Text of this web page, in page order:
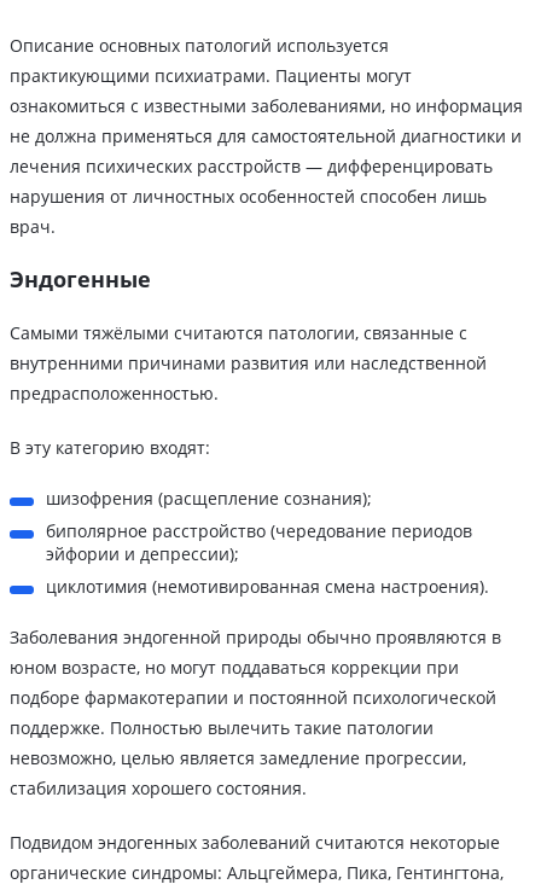
Описание основных патологий используется
практикующими психиатрами. Пациенты могут
ознакомиться с известными заболеваниями, но информация
не должна применяться для самостоятельной диагностики и
лечения психических расстройств — дифференцировать
нарушения от личностных особенностей способен лишь
врач.
Эндогенные
Самыми тяжёлыми считаются патологии, связанные с
внутренними причинами развития или наследственной
предрасположенностью.
В эту категорию входят:
шизофрения (расщепление сознания);
биполярное расстройство (чередование периодов
эйфории и депрессии);
циклотимия (немотивированная смена настроения).
Заболевания эндогенной природы обычно проявляются в
юном возрасте, но могут поддаваться коррекции при
подборе фармакотерапии и постоянной психологической
поддержке. Полностью вылечить такие патологии
невозможно, целью является замедление прогрессии,
стабилизация хорошего состояния.
Подвидом эндогенных заболеваний считаются некоторые
органические синдромы: Альцгеймера, Пика, Гентингтона,